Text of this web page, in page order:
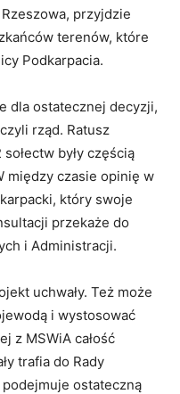
przyjdzie
terenów, które
Podkarpacia.
dla ostatecznej decyzji,
rząd. Ratusz
były częścią
między czasie opinię w
który swoje
przekaże do
i Administracji.
uchwały. Też może
i wystosować
z MSWiA całość
trafia do Rady
ostateczną